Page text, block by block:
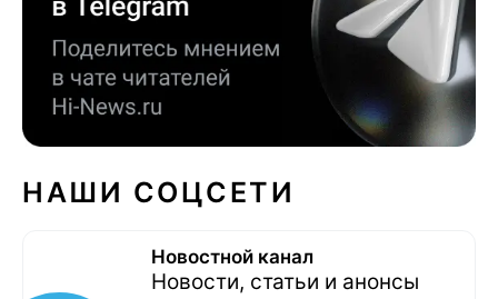
НАШИ СОЦСЕТИ
Новостной канал
Новости, статьи и анонсы